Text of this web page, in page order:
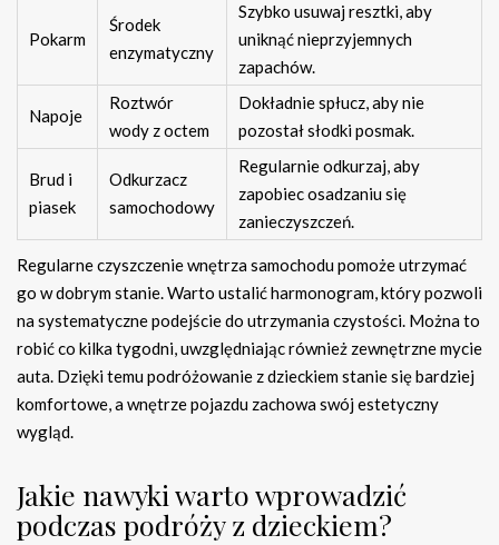
Pokarm
Środek
enzymatyczny
Szybko usuwaj resztki, aby
uniknąć nieprzyjemnych
zapachów.
Napoje
Roztwór
wody z octem
Dokładnie spłucz, aby nie
pozostał słodki posmak.
Brud i
piasek
Odkurzacz
samochodowy
Regularnie odkurzaj, aby
zapobiec osadzaniu się
zanieczyszczeń.
Regularne czyszczenie wnętrza samochodu pomoże utrzymać
go w dobrym stanie. Warto ustalić harmonogram, który pozwoli
na systematyczne podejście do utrzymania czystości. Można to
robić co kilka tygodni, uwzględniając również zewnętrzne mycie
auta. Dzięki temu podróżowanie z dzieckiem stanie się bardziej
komfortowe, a wnętrze pojazdu zachowa swój estetyczny
wygląd.
Jakie nawyki warto wprowadzić
podczas podróży z dzieckiem?